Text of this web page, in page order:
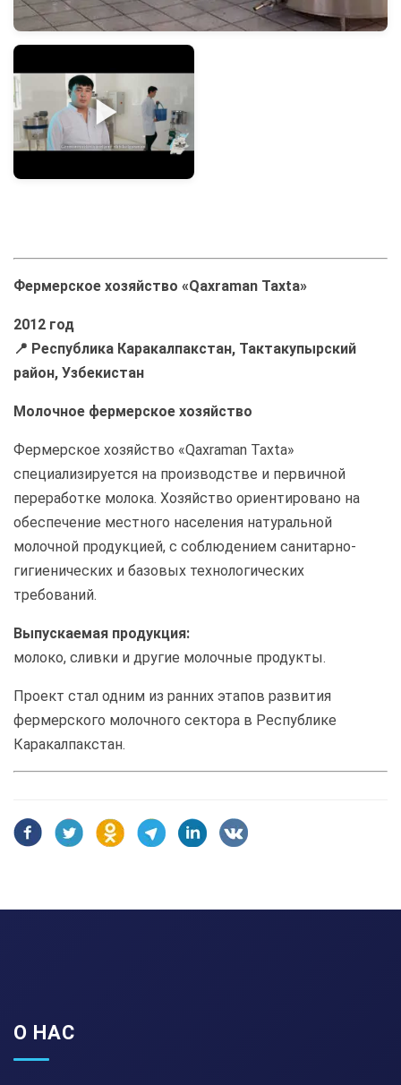
Фермерское хозяйство «Qaxraman Taxta»
2012 год
📍 Республика Каракалпакстан, Тактакупырский
район, Узбекистан
Молочное фермерское хозяйство
Фермерское хозяйство «Qaxraman Taxta»
специализируется на производстве и первичной
переработке молока. Хозяйство ориентировано на
обеспечение местного населения натуральной
молочной продукцией, с соблюдением санитарно-
гигиенических и базовых технологических
требований.
Выпускаемая продукция:
молоко, сливки и другие молочные продукты.
Проект стал одним из ранних этапов развития
фермерского молочного сектора в Республике
Каракалпакстан.
О НАС